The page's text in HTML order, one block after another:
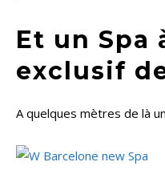
Et un Spa
exclusif
A quelques mètres de là